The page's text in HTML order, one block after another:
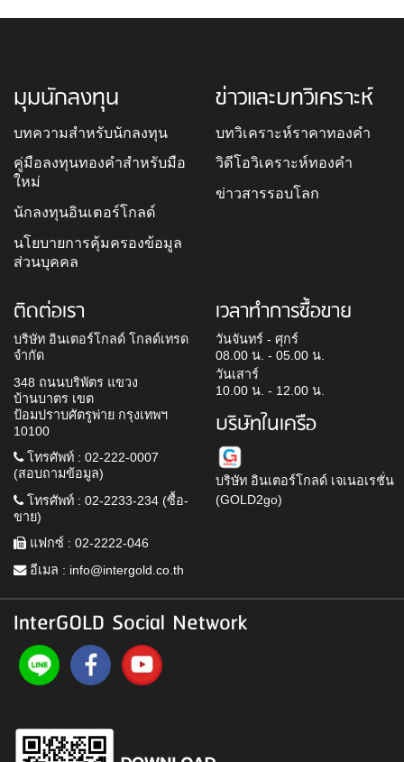
มุมนักลงทุน
บทความสำหรับนักลงทุน
คู่มือลงทุนทองคำสำหรับมือ
ใหม่
นักลงทุนอินเตอร์โกลด์
นโยบายการคุ้มครองข้อมูล
ส่วนบุคคล
ข่าวและบทวิเคราะห์
บทวิเคราะห์ราคาทองคำ
วิดีโอวิเคราะห์ทองคำ
ข่าวสารรอบโลก
ติดต่อเรา
บริษัท อินเตอร์โกลด์ โกลด์เทรด
จำกัด
348 ถนนบริพัตร แขวง
บ้านบาตร เขต
ป้อมปราบศัตรูพ่าย กรุงเทพฯ
10100
โทรศัพท์ : 02-222-0007
(สอบถามข้อมูล)
โทรศัพท์ : 02-2233-234 (ซื้อ-
ขาย)
แฟกซ์ : 02-2222-046
อีเมล : info@intergold.co.th
เวลาทำการซื้อขาย
วันจันทร์ - ศุกร์
08.00 น. - 05.00 น.
วันเสาร์
10.00 น. - 12.00 น.
บริษัทในเครือ
บริษัท อินเตอร์โกลด์ เจเนอเรชั่น
(GOLD2go)
InterGOLD Social Network